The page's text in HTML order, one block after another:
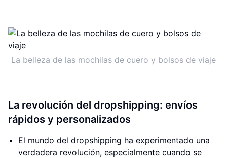
La belleza de las mochilas de cuero y bolsos de viaje
La revolución del dropshipping: envíos
rápidos y personalizados
El mundo del dropshipping ha experimentado una
verdadera revolución, especialmente cuando se